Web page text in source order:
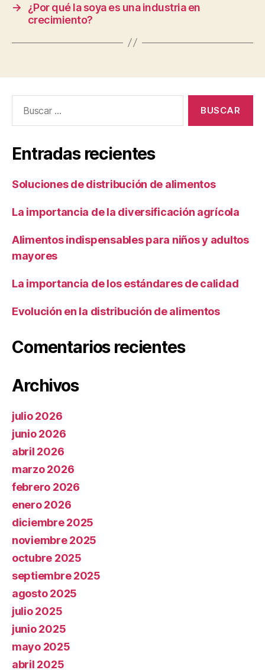
→
¿Por qué la soya es una industria en
crecimiento?
Entradas recientes
Soluciones de distribución de alimentos
La importancia de la diversificación agrícola
Alimentos indispensables para niños y adultos
mayores
La importancia de los estándares de calidad
Evolución en la distribución de alimentos
Comentarios recientes
Archivos
julio 2026
junio 2026
abril 2026
marzo 2026
febrero 2026
enero 2026
diciembre 2025
noviembre 2025
octubre 2025
septiembre 2025
agosto 2025
julio 2025
junio 2025
mayo 2025
abril 2025